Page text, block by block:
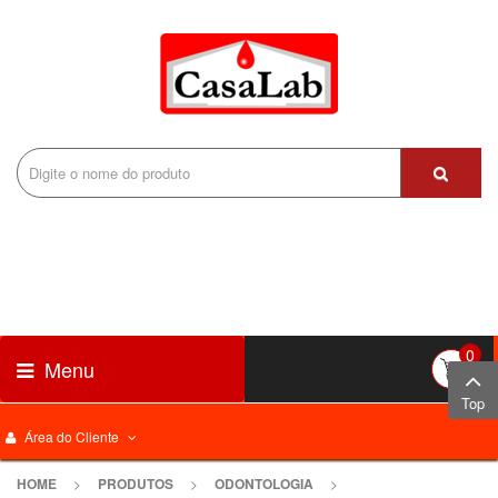
Área do Cliente
Menu 0
HOME > PRODUTOS > ODONTOLOGIA >
Top